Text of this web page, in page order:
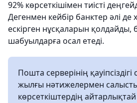
92% көрсеткішімен тиісті
Дегенмен кейбір банктер әлі де
ескірген нұсқаларын
шабуылдарға осал етеді.
Пошта серверінің
жылғы нәтижелермен
көрсеткіштердің